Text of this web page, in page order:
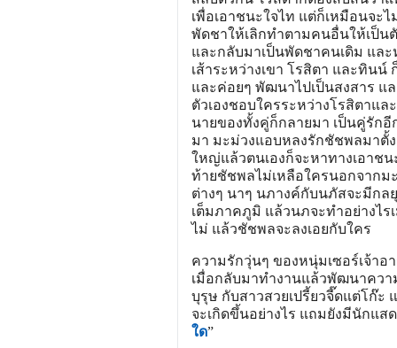
เพื่อเอาชนะใจไท แต่ก็เหมือนจะ
พัดชาให้เลิกทำตามคนอื่นให้เป็น
และกลับมาเป็นพัดชาคนเดิม และ
เส้าระหว่างเขา โรสิตา และทิน
และค่อยๆ พัฒนาไปเป็นสงสาร แล
ตัวเองชอบใครระหว่างโรสิตาแ
นายของทั้งคู่ก็กลายมา เป็นคู่รัก
มา มะม่วงแอบหลงรักชัชพลมาตั้
ใหญ่แล้วตนเองก็จะหาทางเอาช
ท้ายชัชพลไม่เหลือใครนอกจากม
ต่างๆ นาๆ นภางค์กับนภัสจะมีกล
เต็มภาคภูมิ แล้วนภจะทำอย่างไ
ไม่ แล้วชัชพลจะลงเอยกับใคร
ความรักวุ่นๆ ของหนุ่มเซอร์เจ้าอ
เมื่อกลับมาทำงานแล้วพัฒนาควา
บุรุษ กับสาวสวยเปรี้ยวจี๊ดแต่โก๊ะ
จะเกิดขึ้นอย่างไร แถมยังมีนักแ
ใด”